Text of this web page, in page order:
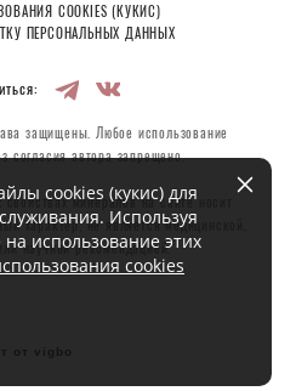
COOKIES (КУКИС)
ПЕРСОНАЛЬНЫХ ДАННЫХ
защищены. Любое использование
согласия автора запрещено.
минералов на сайте носит
характер, не является медицинской,
научной рекомендацией.
cookies (кукис) для
Используя
на использование этих
cookies